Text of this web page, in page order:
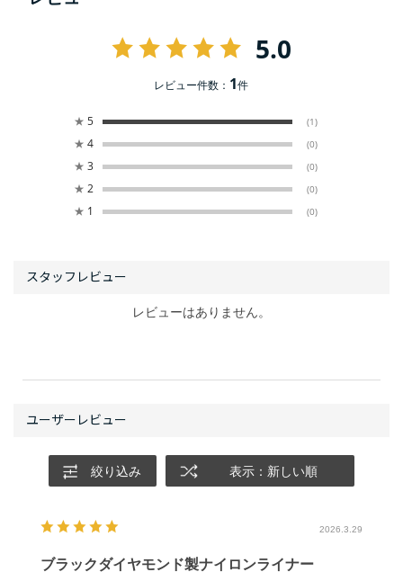
5.0
レビュー件数： 1件
★ 5 (1)
★ 4 (0)
★ 3 (0)
★ 2 (0)
★ 1 (0)
絞り込み 表示：新しい順
2026.3.29
ブラックダイヤモンド製ナイロンライナー
レビューはありません。